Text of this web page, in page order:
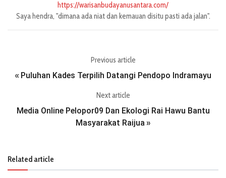
https://warisanbudayanusantara.com/
Saya hendra, "dimana ada niat dan kemauan disitu pasti ada jalan".
Previous article
« Puluhan Kades Terpilih Datangi Pendopo Indramayu
Next article
Media Online Pelopor09 Dan Ekologi Rai Hawu Bantu
Masyarakat Raijua »
Related article